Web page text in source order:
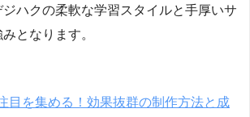
ハクの柔軟な学習スタイルと手厚いサ
となります。
目を集める！効果抜群の制作方法と成